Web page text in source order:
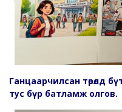
Ганцаарчилсан төрөлд
тус бүр батламж олгов.